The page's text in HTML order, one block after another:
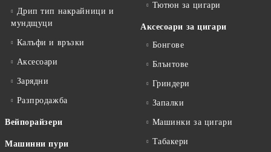
Дрип тип накрайници и
мундщуци
Калъфи и връзки
Аксесоари
Зарядни
Разпродажба
Вейпорайзери
Машинни пури
Тютюн за цигари
Аксесоари за цигари
Бонгове
Блънтове
Гриндери
Запалки
Машинки за цигари
Табакери